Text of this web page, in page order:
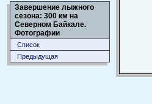
Завершение лыжного
сезона: 300 км на
Северном Байкале.
Фотографии
Список
Предыдущая